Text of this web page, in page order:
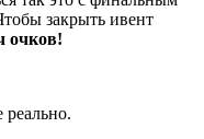
закрыть ивент
очков!
реально.